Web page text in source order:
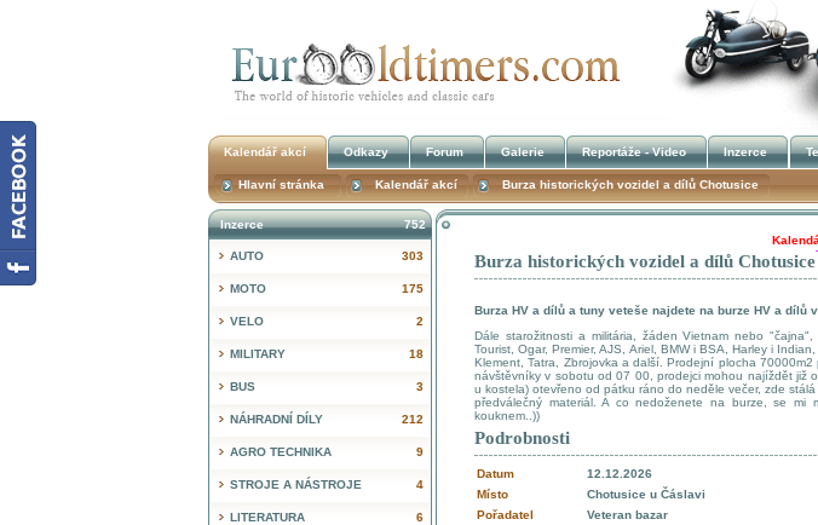
Burza historických vozidel a dílů Chotusice
Burza HV a dílů a tuny veteše najdete na burze HV a dílů
Dále starožitnosti a militária, žáden Vietnam nebo
Tourist, Ogar, Premier, AJS, Ariel, BMW i BSA, Harley i
Klement, Tatra, Zbrojovka a další. Prodejní plocha
návštěvníky v sobotu od 07 00, prodejci mohou najíždět již
u kostela) otevřeno od pátku ráno do neděle večer, zde
předválečný materiál. A co nedoženete na burze, se
kouknem..))
Podrobnosti
Datum
12.12.2026
Místo
Chotusice u Čáslavi
Pořadatel
Veteran bazar
752
Inzerce
303
AUTO
175
MOTO
2
VELO
18
MILITARY
3
BUS
212
NÁHRADNÍ DÍLY
9
AGRO TECHNIKA
4
STROJE A NÁSTROJE
6
LITERATURA
Kalendář akcí Odkazy Forum Galerie Reportáže - Video Inzerce
Hlavní stránka Kalendář akcí Burza historických vozidel a dílů Chotusice
!!!